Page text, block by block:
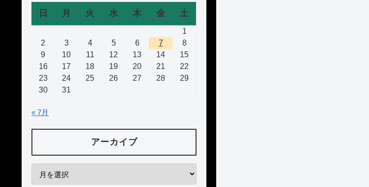
日 月 火 水 木 金 土
1
2
3 4 5 6 7
8
9
10 11 12 13 14
15
16
17 18 19 20 21
22
23
24 25 26 27 28
29
30
31
« 7月
アーカイブ